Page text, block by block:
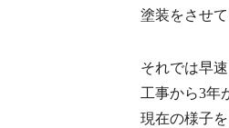
塗装をさせ
それでは早速
工事から3年
現在の様子